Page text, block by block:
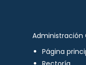
Administración
Página